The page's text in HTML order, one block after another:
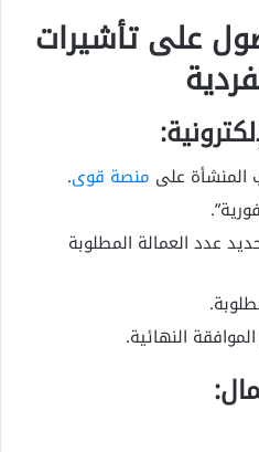
على تأشيرات
على منصة قوى.
عدد العمالة المطلوبة
النهائية.